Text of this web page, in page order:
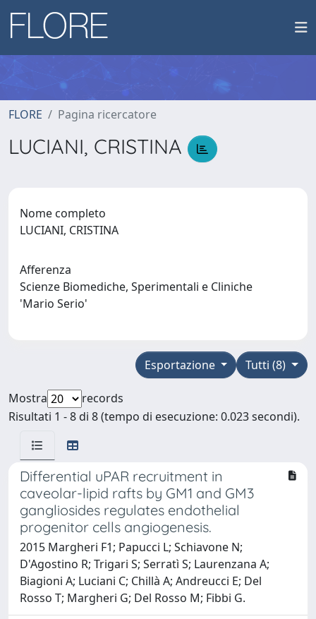
FLORE Pagina ricercatore
LUCIANI, CRISTINA
Nome completo
LUCIANI, CRISTINA
Afferenza
Scienze Biomediche, Sperimentali e Cliniche
'Mario Serio'
Tutti (8)
Esportazione
Mostra
records
Risultati 1 - 8 di 8 (tempo di esecuzione: 0.023 secondi).
Differential uPAR recruitment in
caveolar-lipid rafts by GM1 and GM3
gangliosides regulates endothelial
progenitor cells angiogenesis.
2015 Margheri F1; Papucci L; Schiavone N;
D'Agostino R; Trigari S; Serratì S; Laurenzana A;
Biagioni A; Luciani C; Chillà A; Andreucci E; Del
Rosso T; Margheri G; Del Rosso M; Fibbi G.